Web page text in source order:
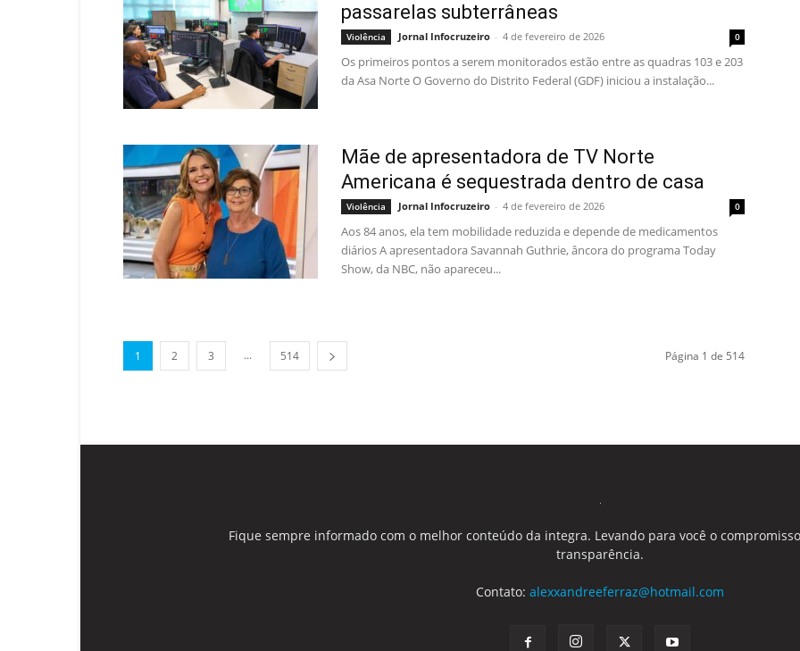
passarelas subterrâneas
Violência Jornal Infocruzeiro - 4 de fevereiro de 2026 0
Os primeiros pontos a serem monitorados estão entre as quadras 103 e 203
da Asa Norte O Governo do Distrito Federal (GDF) iniciou a instalação...
Mãe de apresentadora de TV Norte
Americana é sequestrada dentro de casa
Violência Jornal Infocruzeiro - 4 de fevereiro de 2026 0
Aos 84 anos, ela tem mobilidade reduzida e depende de medicamentos
diários A apresentadora Savannah Guthrie, âncora do programa Today
Show, da NBC, não apareceu...
1 2 3 ... 514 Página 1 de 514
Fique sempre informado com o melhor conteúdo da integra. Levando para você o
transparência.
Contato: alexxandreeferraz@hotmail.com